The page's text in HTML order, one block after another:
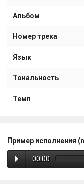
Альбом
Номер трека
Язык
Тональность
Темп
Пример исполнения
00:00